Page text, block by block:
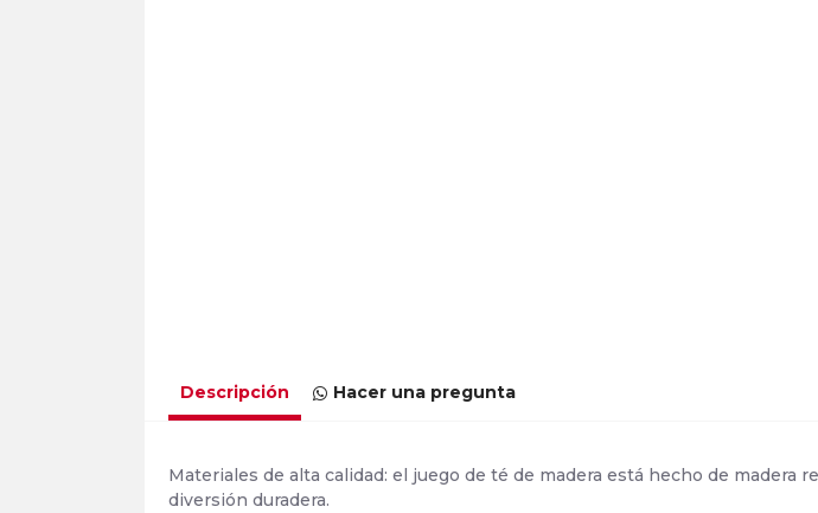
Descripción Hacer una pregunta
Materiales de alta calidad: el juego de té de madera está hecho de madera
diversión duradera.